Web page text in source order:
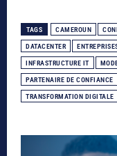
TAGS CAMEROUN
DATACENTER
INFRASTRUCTURE IT
PARTENAIRE DE CONFIANCE
TRANSFORMATION DIGITALE